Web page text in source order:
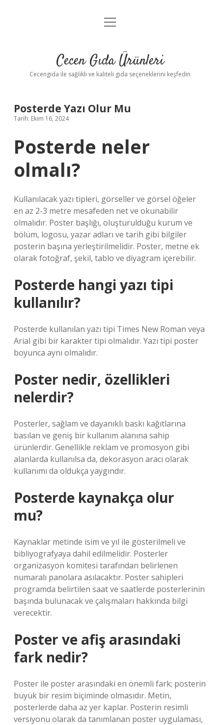
Anasayfa
Yasal Uyarı
menüyü
Cecen Gıda Ürünleri
Cecengida ile sağlıklı ve kaliteli gıda seçeneklerini keşfedin
Posterde Yazı Olur Mu
Tarih: Ekim 16, 2024
Posterde neler
olmalı?
Kullanılacak yazı tipleri, görseller ve görsel öğeler
en az 2-3 metre mesafeden net ve okunabilir
olmalıdır. Poster başlığı, oluşturulduğu kurum ve
bölüm, logosu, yazar adları ve tarih gibi bilgiler
posterin başına yerleştirilmelidir. Poster, metne ek
olarak fotoğraf, şekil, tablo ve diyagram içerebilir.
Posterde hangi yazı tipi
kullanılır?
Posterde kullanılan yazı tipi Times New Roman veya
Arial gibi bir karakter tipi olmalıdır. Yazı tipi poster
boyunca aynı olmalıdır.
Poster nedir, özellikleri
nelerdir?
Posterler, sağlam ve dayanıklı baskı kağıtlarına
basılan ve geniş bir kullanım alanına sahip
ürünlerdir. Genellikle reklam ve promosyon gibi
alanlarda kullanılsa da, dekorasyon aracı olarak
kullanımı da oldukça yaygındır.
Posterde kaynakça olur
mu?
Kaynaklar metinde isim ve yıl ile gösterilmeli ve
bibliyografyaya dahil edilmelidir. Posterler
organizasyon komitesi tarafından belirlenen
numaralı panolara asılacaktır. Poster sahipleri
programda belirtilen saat ve saatlerde posterlerinin
başında bulunacak ve çalışmaları hakkında bilgi
verecektir.
Poster ve afiş arasındaki
fark nedir?
Poster ile poster arasındaki en önemli fark; posterin
büyük bir resim biçiminde olmasıdır. Metin,
posterlerde daha az yer kaplar. Posterin resimli
versiyonu olarak da tanımlanan poster uygulaması,